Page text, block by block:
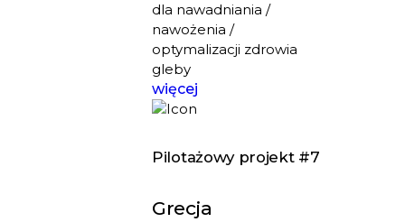
dla nawadniania /
nawożenia /
optymalizacji zdrowia
gleby
więcej
Pilotażowy projekt #7
Grecja